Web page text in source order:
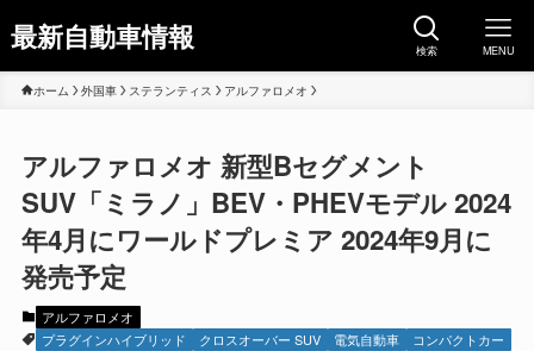
最新自動車情報 検索 MENU
ホーム 外国車 ステランティス アルファロメオ
アルファロメオ 新型Bセグメント
SUV「ミラノ」BEV・PHEVモデル 2024
年4月にワールドプレミア 2024年9月に
発売予定
アルファロメオ
プラグインハイブリッド
クロスオーバー SUV 電気自動車 コンパクトカー